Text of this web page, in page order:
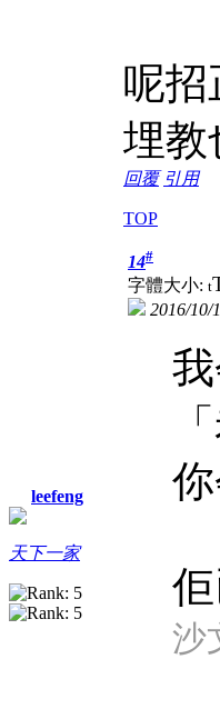
呢招
埋教
回覆 引用
TOP
leefeng
天下一家
14#
字體大小: t
2016/10/
你
沙